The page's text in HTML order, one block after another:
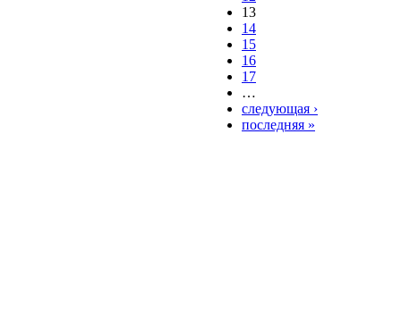
13
14
15
16
17
…
следующая ›
последняя »